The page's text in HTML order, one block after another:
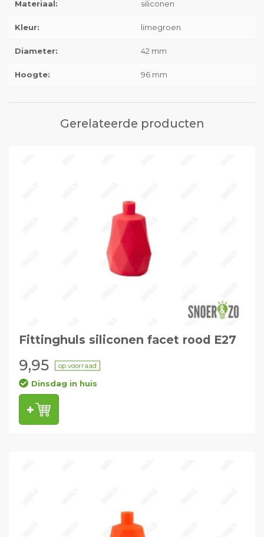
Materiaal: siliconen
Kleur: limegroen
Diameter: 42 mm
Hoogte: 96 mm
Gerelateerde producten
Fittinghuls siliconen facet rood E27
9,95 op voorraad
Dinsdag in huis